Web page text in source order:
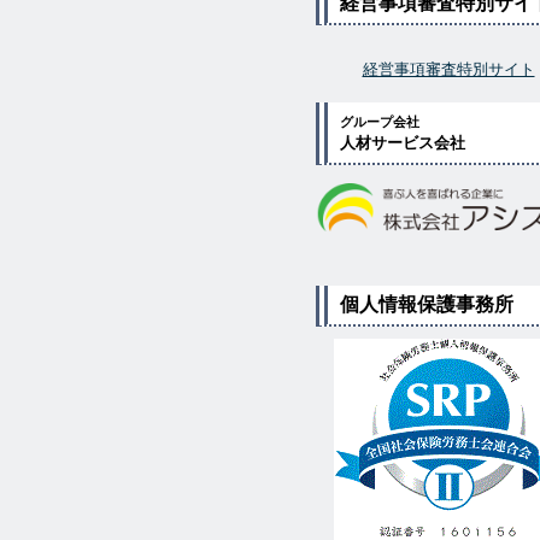
経営事項審査特別サイト
グループ会社
人材サービス会社
個人情報保護事務所